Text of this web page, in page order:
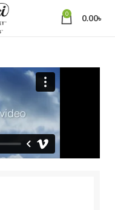
0 0.00৳